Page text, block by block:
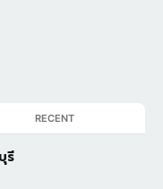
RECENT
รี